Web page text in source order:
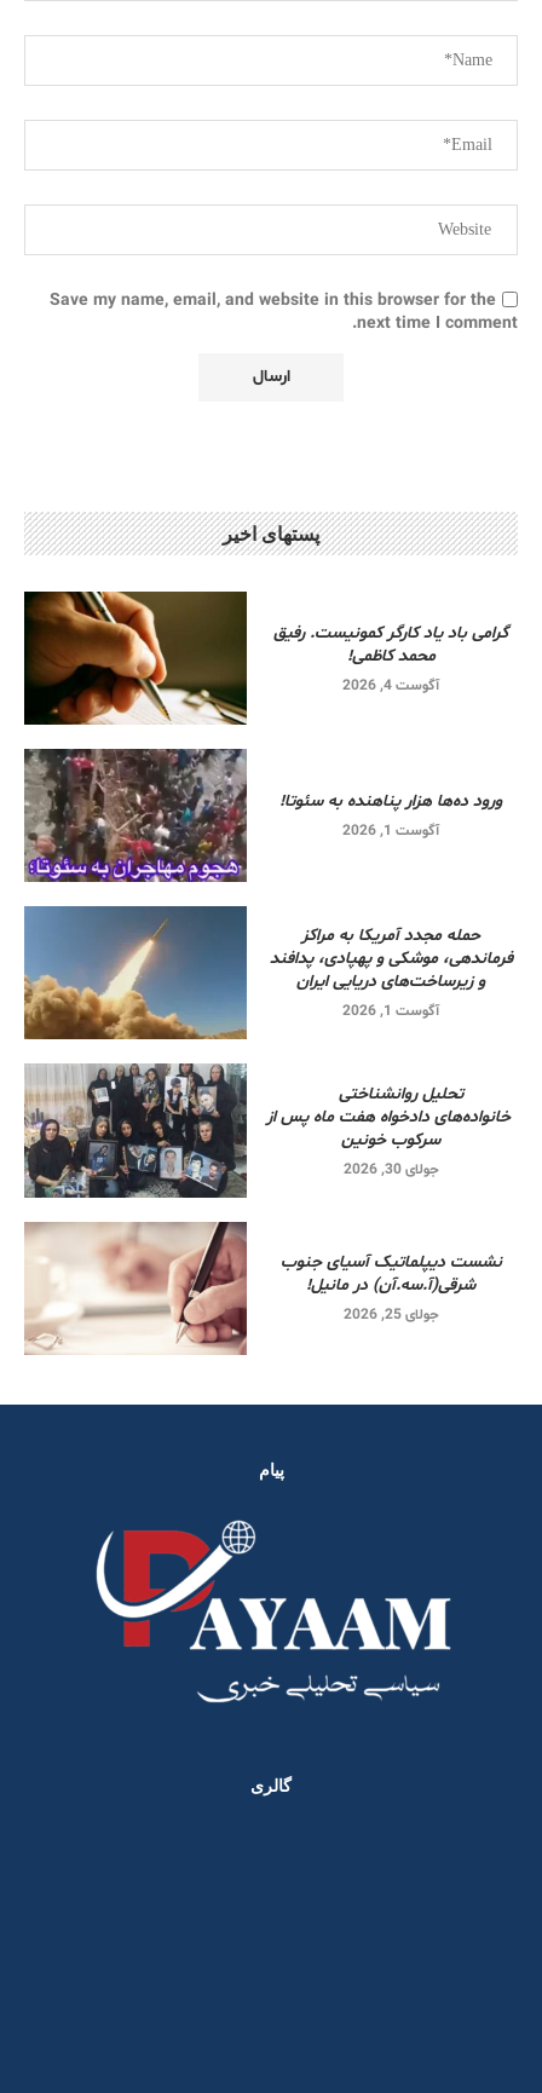
Save my name, email, and website in this browser for the
next time I comment.
پستهای اخیر
گرامی باد یاد کارگر کمونیست. رفیق
محمد کاظمی!
آگوست 4, 2026
ورود ده‌ها هزار پناهنده به سئوتا!
آگوست 1, 2026
حمله مجدد آمریکا به مراکز
فرماندهی، موشکی و پهپادی، پدافند
و زیرساخت‌های دریایی ایران
آگوست 1, 2026
تحلیل روانشناختی
خانواده‌های دادخواه هفت ماه پس از
سرکوب خونین
جولای 30, 2026
نشست دیپلماتیک آسیای جنوب
شرقی‌(آ.سه.آن) در مانیل!
جولای 25, 2026
پیام
گالری